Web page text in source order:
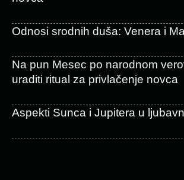
Odnosi srodnih duša: Venera i
Na pun Mesec po narodnom
uraditi ritual za privlačenje novca
Aspekti Sunca i Jupitera u